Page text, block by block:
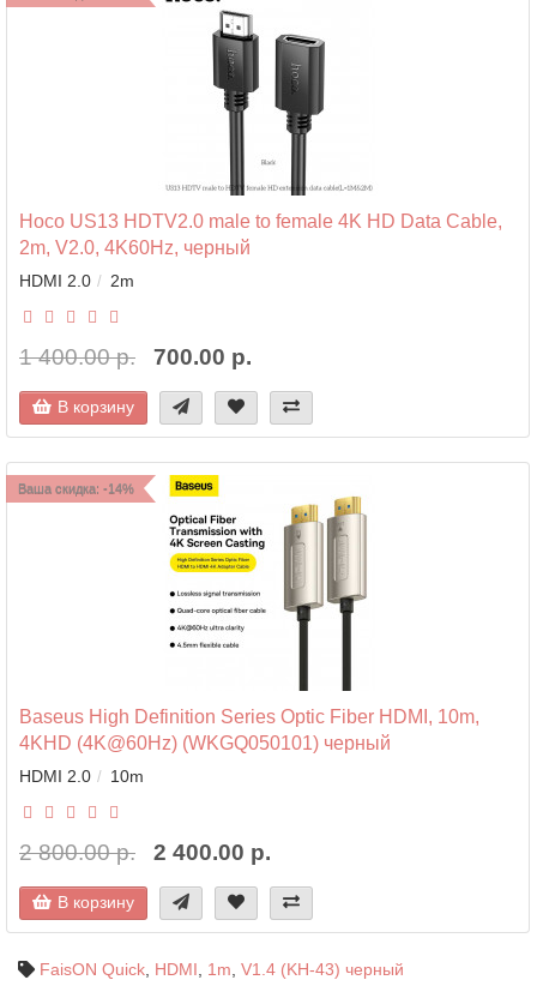
Hoco US13 HDTV2.0 male to female 4K HD Data Cable,
2m, V2.0, 4K60Hz, черный
HDMI 2.0 2m
1 400.00 р. 700.00 р.
В корзину
Ваша скидка: -14%
Baseus High Definition Series Optic Fiber HDMI, 10m,
4KHD (4K@60Hz) (WKGQ050101) черный
HDMI 2.0 10m
2 800.00 р. 2 400.00 р.
В корзину
FaisON Quick HDMI 1m V1.4 (KH-43) черный